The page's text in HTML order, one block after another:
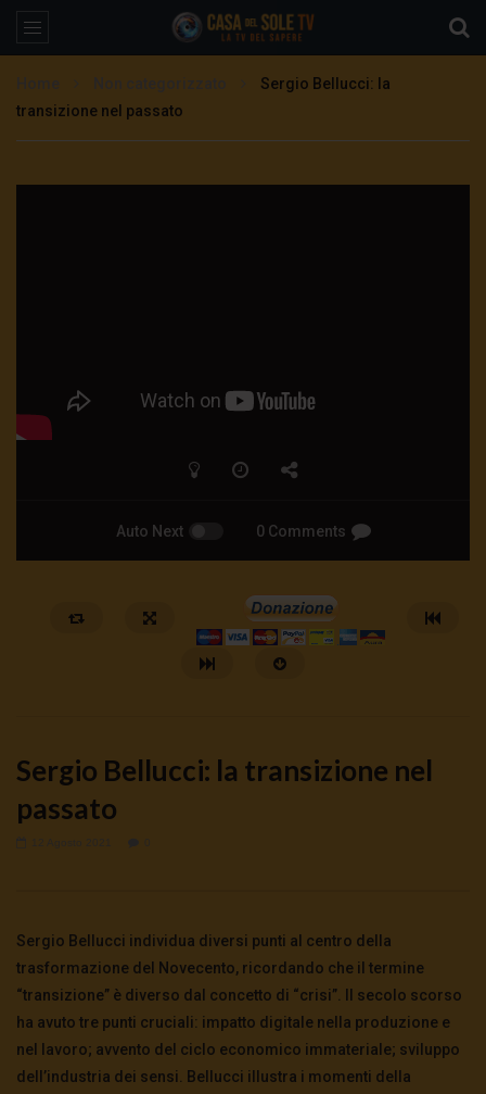
Sergio Bellucci: la
transizione nel passato
Auto Next 0 Comments
6 Agosto 2026 - LUD:6 Agosto 2026
0
145 0 0
4 Agosto 2026
0
175
Sergio Bellucci: la transizione nel
passato
Sergio Bellucci individua diversi punti al centro della
trasformazione del Novecento, ricordando che il termine
“transizione” è diverso dal concetto di “crisi”. Il secolo scorso
ha avuto tre punti cruciali: impatto digitale nella produzione e
nel lavoro; avvento del ciclo economico immateriale; sviluppo
dell’industria dei sensi. Bellucci illustra i momenti della